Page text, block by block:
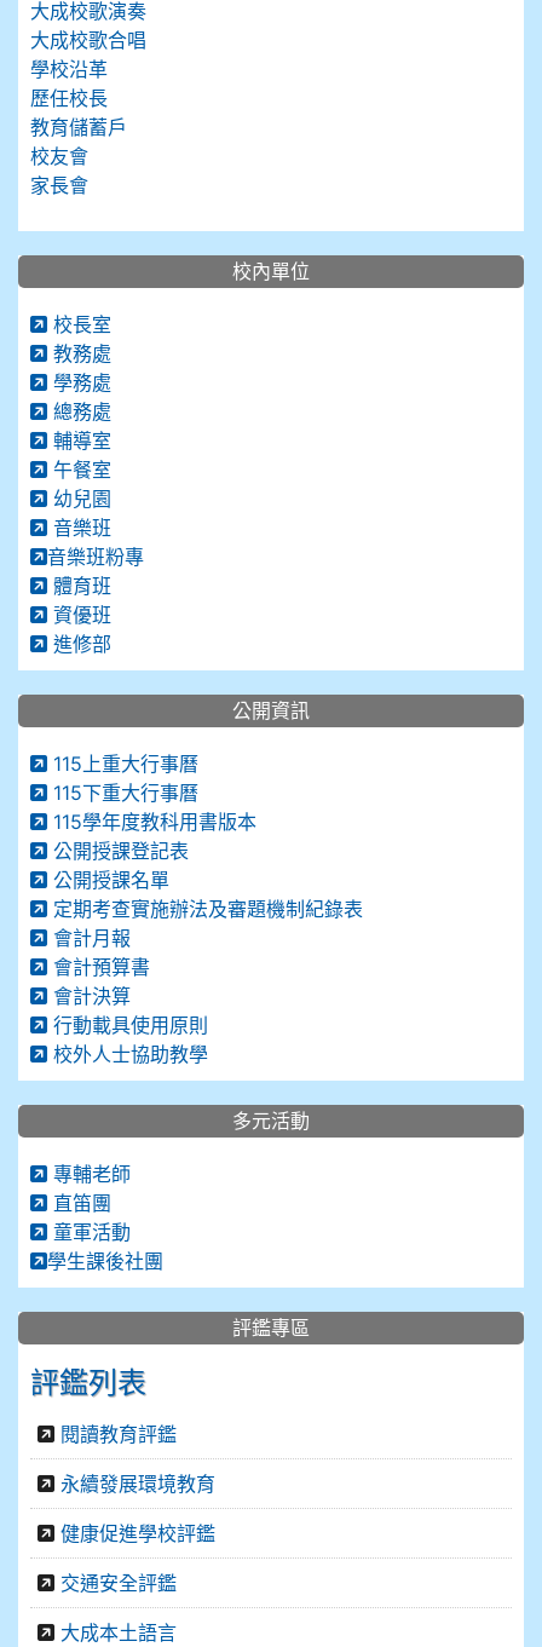
大成校歌演奏
大成校歌合唱
學校沿革
歷任校長
教育儲蓄戶
校友會
家長會
校內單位
校長室
教務處
學務處
總務處
輔導室
午餐室
幼兒園
音樂班
音樂班粉專
體育班
資優班
進修部
公開資訊
115上重大行事曆
115下重大行事曆
115學年度教科用書版本
公開授課登記表
公開授課名單
定期考查實施辦法及審題機制紀錄表
會計月報
會計預算書
會計決算
行動載具使用原則
校外人士協助教學
多元活動
專輔老師
直笛團
童軍活動
學生課後社團
評鑑專區
評鑑列表
閱讀教育評鑑
永續發展環境教育
健康促進學校評鑑
交通安全評鑑
大成本土語言